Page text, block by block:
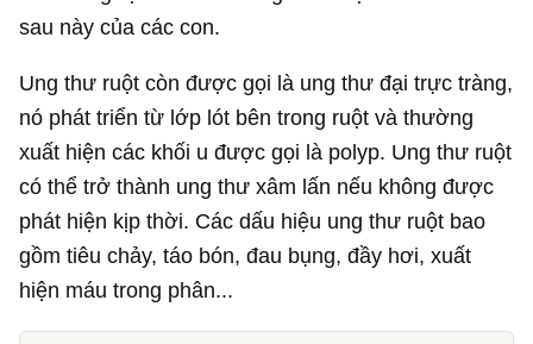
sau này của các con.
Ung thư ruột còn được gọi là ung thư đại trực tràng,
nó phát triển từ lớp lót bên trong ruột và thường
xuất hiện các khối u được gọi là polyp. Ung thư ruột
có thể trở thành ung thư xâm lấn nếu không được
phát hiện kịp thời. Các dấu hiệu ung thư ruột bao
gồm tiêu chảy, táo bón, đau bụng, đầy hơi, xuất
hiện máu trong phân...